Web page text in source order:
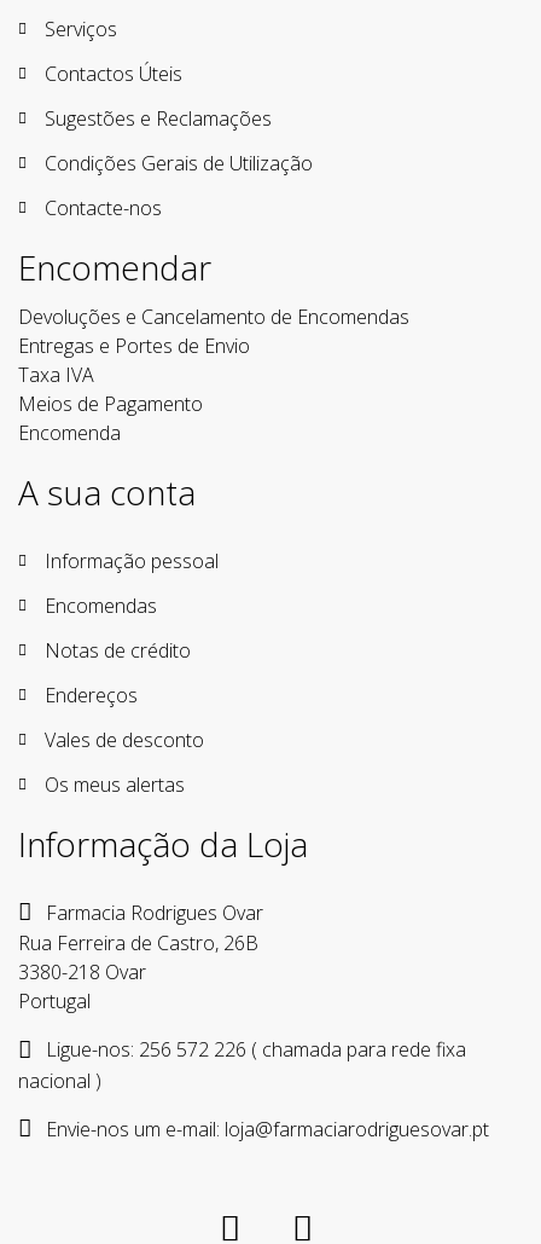
Serviços
Contactos Úteis
Sugestões e Reclamações
Condições Gerais de Utilização
Contacte-nos
Encomendar
Devoluções e Cancelamento de Encomendas
Entregas e Portes de Envio
Taxa IVA
Meios de Pagamento
Encomenda
A sua conta
Informação pessoal
Encomendas
Notas de crédito
Endereços
Vales de desconto
Os meus alertas
Informação da Loja
Farmacia Rodrigues Ovar
Rua Ferreira de Castro, 26B
3380-218 Ovar
Portugal
Ligue-nos: 256 572 226 ( chamada para rede fixa
nacional )
Envie-nos um e-mail: loja@farmaciarodriguesovar.pt